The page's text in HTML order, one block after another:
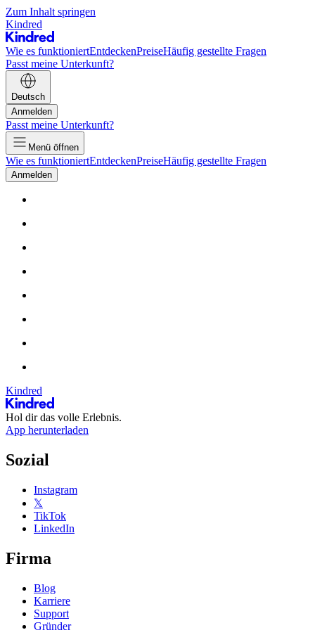
Zum Inhalt springen
Kindred
Wie es funktioniertEntdeckenPreiseHäufig gestellte Fragen
Passt meine Unterkunft?
Deutsch
Anmelden
Passt meine Unterkunft?
Menü öffnen
Wie es funktioniertEntdeckenPreiseHäufig gestellte Fragen
Anmelden
Kindred
Hol dir das volle Erlebnis.
App herunterladen
Sozial
Instagram
𝕏
TikTok
LinkedIn
Firma
Blog
Karriere
Support
Gründer